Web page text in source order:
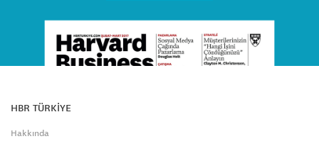
HBR TÜRKİYE
Hakkında